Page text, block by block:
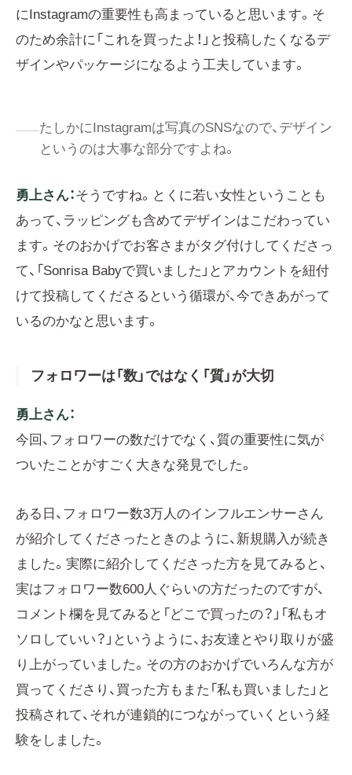
にInstagramの重要性も高まっていると思います。そ
のため余計に「これを買ったよ！」と投稿したくなるデ
ザインやパッケージになるよう工夫しています。
たしかにInstagramは写真のSNSなので、デザイン
というのは大事な部分ですよね。
勇上さん：そうですね。とくに若い女性ということも
あって、ラッピングも含めてデザインはこだわってい
ます。そのおかげでお客さまがタグ付けしてくださっ
て、「Sonrisa Babyで買いました」とアカウントを紐付
けて投稿してくださるという循環が、今できあがって
いるのかなと思います。
フォロワーは「数」ではなく「質」が大切
勇上さん：
今回、フォロワーの数だけでなく、質の重要性に気が
ついたことがすごく大きな発見でした。
ある日、フォロワー数3万人のインフルエンサーさん
が紹介してくださったときのように、新規購入が続き
ました。実際に紹介してくださった方を見てみると、
実はフォロワー数600人ぐらいの方だったのですが、
コメント欄を見てみると「どこで買ったの？」「私もオ
ソロしていい？」というように、お友達とやり取りが盛
り上がっていました。その方のおかげでいろんな方が
買ってくださり、買った方もまた「私も買いました」と
投稿されて、それが連鎖的につながっていくという経
験をしました。